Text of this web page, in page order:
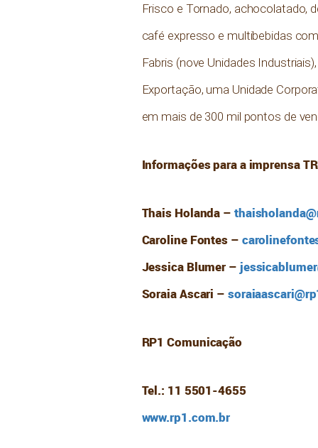
Frisco e Tornado, achocolatado,
café expresso e multibebidas
Fabris (nove Unidades
Exportação, uma Unidade
em mais de 300 mil pontos de
Informações para a imprensa
Thais Holanda ­–
Caroline Fontes –
Jessica Blumer –
Soraia Ascari –
RP1 Comunicação
Tel.: 11 5501-4655
www.rp1.com.br